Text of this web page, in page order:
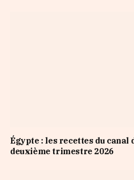
Égypte : les recettes du canal
deuxième trimestre 2026